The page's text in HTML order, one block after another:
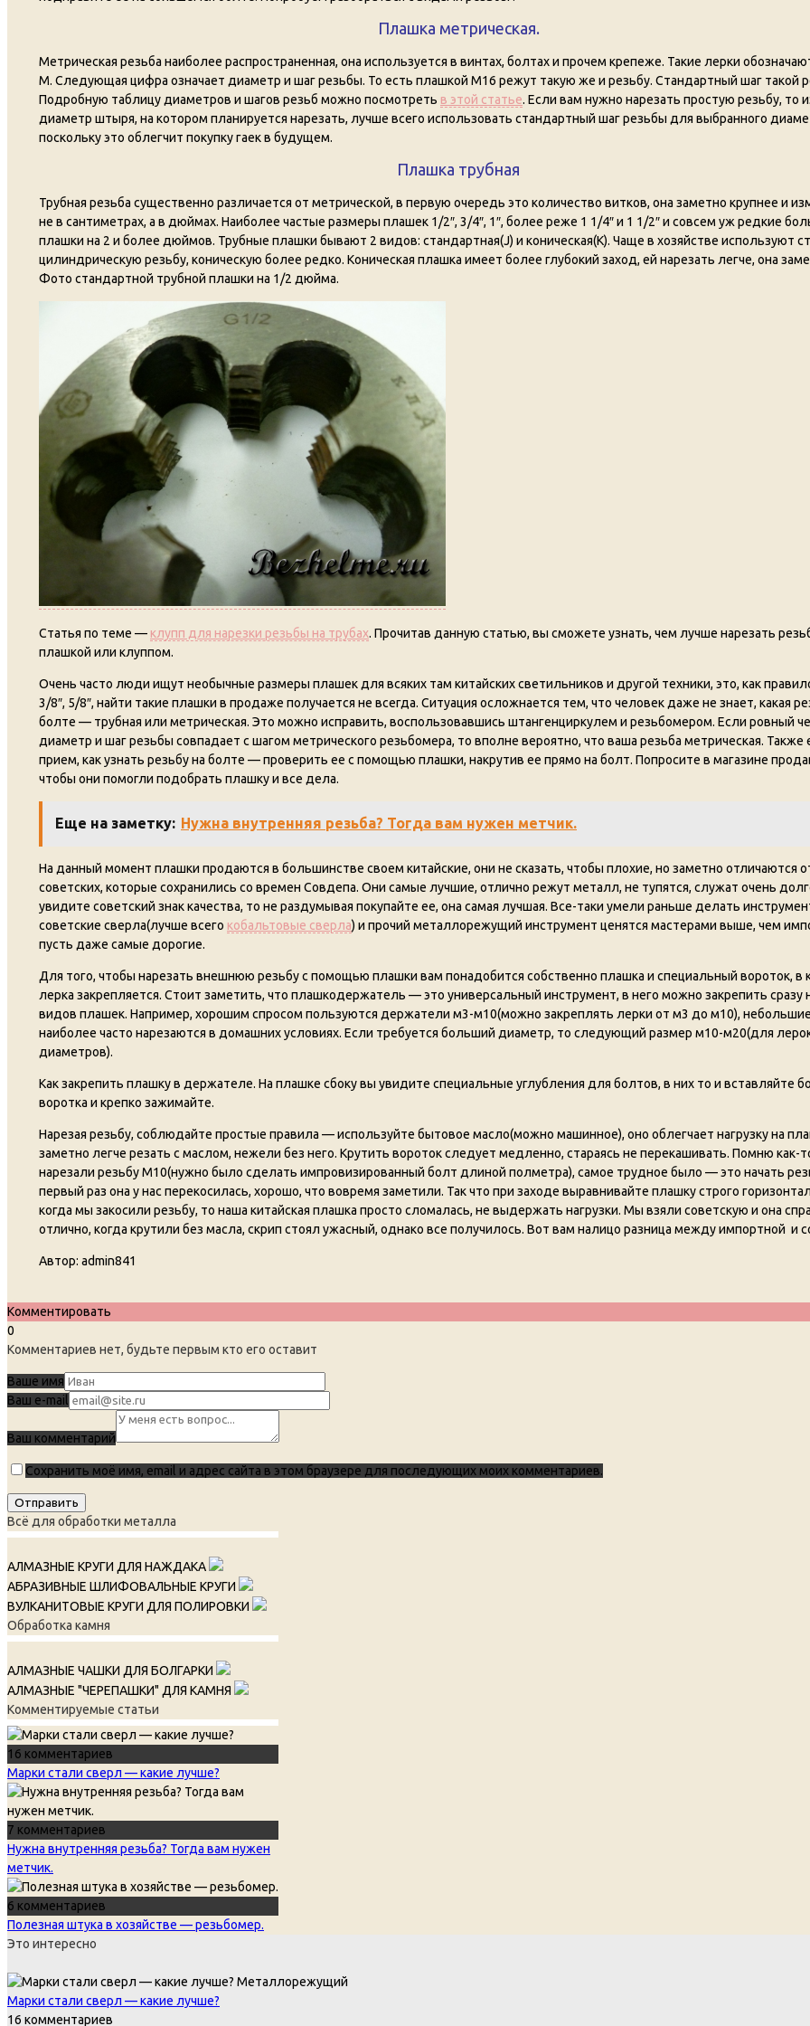
Плашка метрическая.
Метрическая резьба наиболее распространенная, она используется в винтах, болтах и прочем крепеже. Такие лерки
М. Следующая цифра означает диаметр и шаг резьбы. То есть плашкой М16 режут такую же и резьбу. Стандартный шаг такой
Подробную таблицу диаметров и шагов резьб можно посмотреть в этой статье. Если вам нужно нарезать простую резьбу, то
диаметр штыря, на котором планируется нарезать, лучше всего использовать стандартный шаг резьбы для выбранного
поскольку это облегчит покупку гаек в будущем.
Плашка трубная
Трубная резьба существенно различается от метрической, в первую очередь это количество витков, она заметно крупнее и
не в сантиметрах, а в дюймах. Наиболее частые размеры плашек 1/2″, 3/4″, 1″, более реже 1 1/4″ и 1 1/2″ и совсем уж редкие
плашки на 2 и более дюймов. Трубные плашки бывают 2 видов: стандартная(J) и коническая(К). Чаще в хозяйстве используют
цилиндрическую резьбу, коническую более редко. Коническая плашка имеет более глубокий заход, ей нарезать легче, она
Фото стандартной трубной плашки на 1/2 дюйма.
Статья по теме — клупп для нарезки резьбы на трубах. Прочитав данную статью, вы сможете узнать, чем лучше нарезать
плашкой или клуппом.
Очень часто люди ищут необычные размеры плашек для всяких там китайских светильников и другой техники, это, как
3/8″, 5/8″, найти такие плашки в продаже получается не всегда. Ситуация осложнается тем, что человек даже не знает, какая
болте — трубная или метрическая. Это можно исправить, воспользовавшись штангенциркулем и резьбомером. Если ровный
диаметр и шаг резьбы совпадает с шагом метрического резьбомера, то вполне вероятно, что ваша резьба метрическая.
прием, как узнать резьбу на болте — проверить ее с помощью плашки, накрутив ее прямо на болт. Попросите в магазине
чтобы они помогли подобрать плашку и все дела.
Еще на заметку: Нужна внутренняя резьба? Тогда вам нужен метчик.
На данный момент плашки продаются в большинстве своем китайские, они не сказать, чтобы плохие, но заметно отличаются
советских, которые сохранились со времен Совдепа. Они самые лучшие, отлично режут металл, не тупятся, служат очень
увидите советский знак качества, то не раздумывая покупайте ее, она самая лучшая. Все-таки умели раньше делать
советские сверла(лучше всего кобальтовые сверла) и прочий металлорежущий инструмент ценятся мастерами выше, чем
пусть даже самые дорогие.
Для того, чтобы нарезать внешнюю резьбу с помощью плашки вам понадобится собственно плашка и специальный вороток, в
лерка закрепляется. Стоит заметить, что плашкодержатель — это универсальный инструмент, в него можно закрепить сразу
видов плашек. Например, хорошим спросом пользуются держатели м3-м10(можно закреплять лерки от м3 до м10),
наиболее часто нарезаются в домашних условиях. Если требуется больший диаметр, то следующий размер м10-м20(для
диаметров).
Как закрепить плашку в держателе. На плашке сбоку вы увидите специальные углубления для болтов, в них то и вставляйте
воротка и крепко зажимайте.
Нарезая резьбу, соблюдайте простые правила — используйте бытовое масло(можно машинное), оно облегчает нагрузку на
заметно легче резать с маслом, нежели без него. Крутить вороток следует медленно, стараясь не перекашивать. Помню как-
нарезали резьбу М10(нужно было сделать импровизированный болт длиной полметра), самое трудное было — это начать
первый раз она у нас перекосилась, хорошо, что вовремя заметили. Так что при заходе выравнивайте плашку строго
когда мы закосили резьбу, то наша китайская плашка просто сломалась, не выдержать нагрузки. Мы взяли советскую и она
отлично, когда крутили без масла, скрип стоял ужасный, однако все получилось. Вот вам налицо разница между импортной и
Автор: admin841
Комментировать
0
Комментариев нет, будьте первым кто его оставит
Ваше имя
Ваш e-mail
Ваш комментарий
Сохранить моё имя, email и адрес сайта в этом браузере для последующих моих комментариев.
Всё для обработки металла
АЛМАЗНЫЕ КРУГИ ДЛЯ НАЖДАКА
АБРАЗИВНЫЕ ШЛИФОВАЛЬНЫЕ КРУГИ
ВУЛКАНИТОВЫЕ КРУГИ ДЛЯ ПОЛИРОВКИ
Обработка камня
АЛМАЗНЫЕ ЧАШКИ ДЛЯ БОЛГАРКИ
АЛМАЗНЫЕ "ЧЕРЕПАШКИ" ДЛЯ КАМНЯ
Комментируемые статьи
16 комментариев
Марки стали сверл — какие лучше?
7 комментариев
Нужна внутренняя резьба? Тогда вам нужен
метчик.
6 комментариев
Полезная штука в хозяйстве — резьбомер.
Это интересно
Металлорежущий
Марки стали сверл — какие лучше?
16 комментариев